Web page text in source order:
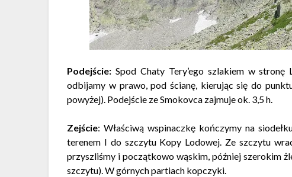
Podejście: Spod Chaty Tery’ego szlakiem w stronę
odbijamy w prawo, pod ścianę, kierując się do
powyżej). Podejście ze Smokovca zajmuje ok. 3,5 h.
Zejście: Właściwą wspinaczkę kończymy na
terenem I do szczytu Kopy Lodowej. Ze szczytu
przyszliśmy i początkowo wąskim, później szerokim
szczytu). W górnych partiach kopczyki.